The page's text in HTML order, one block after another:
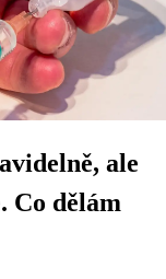
ale
Co dělám